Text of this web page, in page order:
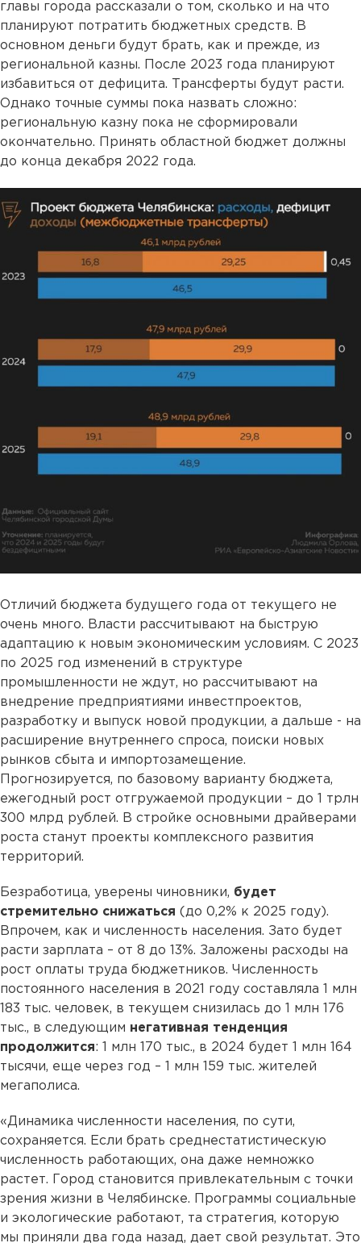
главы города рассказали о том, сколько и на что
планируют потратить бюджетных средств. В
основном деньги будут брать, как и прежде, из
региональной казны. После 2023 года планируют
избавиться от дефицита. Трансферты будут расти.
Однако точные суммы пока назвать сложно:
региональную казну пока не сформировали
окончательно. Принять областной бюджет должны
до конца декабря 2022 года.
Отличий бюджета будущего года от текущего не
очень много. Власти рассчитывают на быструю
адаптацию к новым экономическим условиям. С 2023
по 2025 год изменений в структуре
промышленности не ждут, но рассчитывают на
внедрение предприятиями инвестпроектов,
разработку и выпуск новой продукции, а дальше - на
расширение внутреннего спроса, поиски новых
рынков сбыта и импортозамещение.
Прогнозируется, по базовому варианту бюджета,
ежегодный рост отгружаемой продукции – до 1 трлн
300 млрд рублей. В стройке основными драйверами
роста станут проекты комплексного развития
территорий.
Безработица, уверены чиновники, будет
стремительно снижаться (до 0,2% к 2025 году).
Впрочем, как и численность населения. Зато будет
расти зарплата – от 8 до 13%. Заложены расходы на
рост оплаты труда бюджетников. Численность
постоянного населения в 2021 году составляла 1 млн
183 тыс. человек, в текущем снизилась до 1 млн 176
тыс., в следующим негативная тенденция
продолжится: 1 млн 170 тыс., в 2024 будет 1 млн 164
тысячи, еще через год – 1 млн 159 тыс. жителей
мегаполиса.
«Динамика численности населения, по сути,
сохраняется. Если брать среднестатистическую
численность работающих, она даже немножко
растет. Город становится привлекательным с точки
зрения жизни в Челябинске. Программы социальные
и экологические работают, та стратегия, которую
мы приняли два года назад, дает свой результат. Это